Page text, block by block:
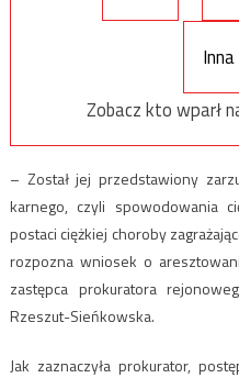
Zobacz kto wparł
– Został jej przedstawiony
karnego, czyli spowodowania
postaci ciężkiej choroby
rozpozna wniosek o
zastępca prokuratora
Rzeszut-Sieńkowska.
Jak zaznaczyła prokurator,